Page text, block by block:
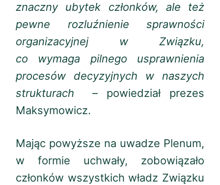
znaczny ubytek członków, ale też
pewne rozluźnienie sprawności
organizacyjnej w Związku,
co wymaga pilnego usprawnienia
procesów decyzyjnych w naszych
strukturach – powiedział prezes
Maksymowicz.
Mając powyższe na uwadze Plenum,
w formie uchwały, zobowiązało
członków wszystkich władz Związku